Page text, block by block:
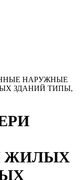
НАРУЖНЫЕ
ЗДАНИЙ ТИПЫ,
ЖИЛЫХ